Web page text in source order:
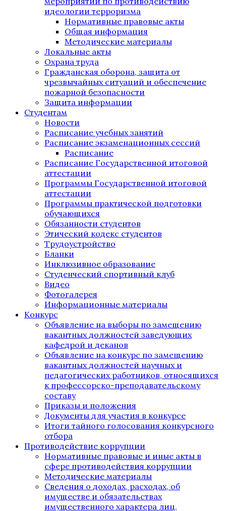
идеологии терроризма
Нормативные правовые акты
Общая информация
Методические материалы
Локальные акты
Охрана труда
Гражданская оборона, защита от
чрезвычайных ситуаций и обеспечение
пожарной безопасности
Защита информации
Студентам
Новости
Расписание учебных занятий
Расписание экзаменационных сессий
Расписание
Расписание Государственной итоговой
аттестации
Программы Государственной итоговой
аттестации
Программы практической подготовки
обучающихся
Обязанности студентов
Этический кодекс студентов
Трудоустройство
Бланки
Инклюзивное образование
Студенческий спортивный клуб
Видео
Фотогалерея
Информационные материалы
Конкурс
Объявление на выборы по замещению
вакантных должностей заведующих
кафедрой и деканов
Объявление на конкурс по замещению
вакантных должностей научных и
педагогических работников, относящихся
к профессорско-преподавательскому
составу
Приказы и положения
Документы для участия в конкурсе
Итоги тайного голосования конкурсного
отбора
Противодействие коррупции
Нормативные правовые и иные акты в
сфере противодействия коррупции
Методические материалы
Сведения о доходах, расходах, об
имуществе и обязательствах
имущественного характера лиц,